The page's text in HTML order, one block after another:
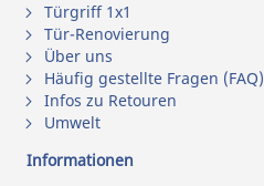
Türgriff 1x1
Tür-Renovierung
Über uns
Häufig gestellte Fragen (FAQ)
Infos zu Retouren
Umwelt
Informationen